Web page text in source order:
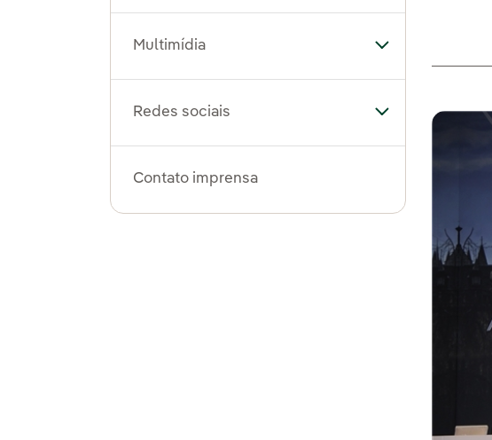
Multimídia Alternar
Redes sociais Alternar
Contato imprensa